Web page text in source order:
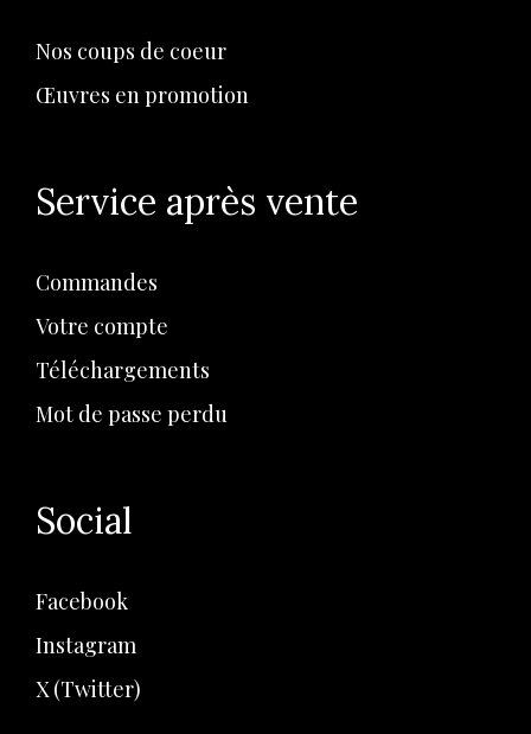
Nos coups de coeur
Œuvres en promotion
Service après vente
Commandes
Votre compte
Téléchargements
Mot de passe perdu
Social
Facebook
Instagram
X (Twitter)